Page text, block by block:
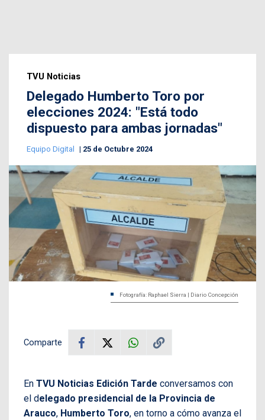
TVU Noticias
Delegado Humberto Toro por
elecciones 2024: "Está todo
dispuesto para ambas jornadas"
Equipo Digital 25 de Octubre 2024
Fotografía: Raphael Sierra | Diario Concepción
Comparte
En TVU Noticias Edición Tarde conversamos con
el delegado presidencial de la Provincia de
Arauco, Humberto Toro, en torno a cómo avanza el